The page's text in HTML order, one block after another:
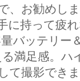
、お勧めし
に持って疲
バッテリー
満足感。ハ
て撮影でき